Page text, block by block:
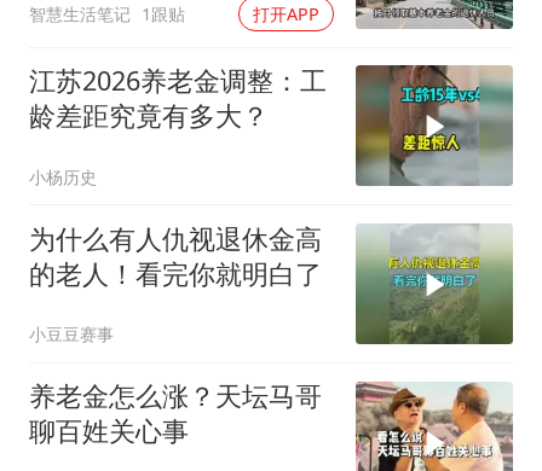
智慧生活笔记 1跟贴 打开APP
江苏2026养老金调整：工
龄差距究竟有多大？
小杨历史
为什么有人仇视退休金高
的老人！看完你就明白了
小豆豆赛事
养老金怎么涨？天坛马哥
聊百姓关心事